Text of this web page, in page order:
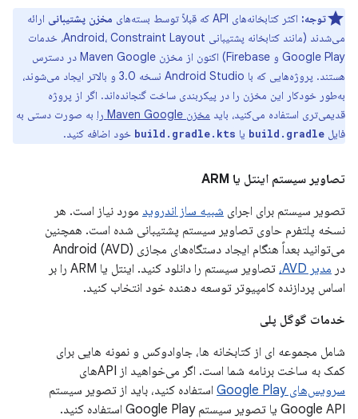
توجه: اکثر کتابخانه‌های API که قبلاً توسط بسته‌های مخزن پشتیبانی ارائه
می‌شدند (مانند کتابخانه پشتیبانی Android، Constraint Layout، خدمات
Google Play و Firebase) اکنون از مخزن Maven Google در دسترس
هستند. پروژه‌هایی که با Android Studio نسخه 3.0 و بالاتر ایجاد می‌شوند،
به‌طور خودکار این مخزن را در پیکربندی ساخت گنجانده‌اند. اگر از پروژه
قدیمی‌تری استفاده می‌کنید، باید مخزن Maven Google را
به صورت دستی به
فایل build.gradle یا build.gradle.kts خود اضافه کنید.
تصاویر سیستم اینتل یا ARM
تصویر سیستم برای اجرای شبیه ساز اندروید مورد نیاز است. هر
نسخه پلتفرم حاوی تصاویر سیستم پشتیبانی شده است. همچنین
می‌توانید بعداً هنگام ایجاد دستگاه‌های مجازی Android (AVD)
در مدیر AVD،
تصاویر سیستم را دانلود کنید. اینتل یا ARM را بر
اساس پردازنده کامپیوتر توسعه دهنده خود انتخاب کنید.
خدمات گوگل پلی
شامل مجموعه ای از کتابخانه ها، جاوادوکس و نمونه هایی برای
کمک به ساخت برنامه شما است. اگر می‌خواهید از APIهای
سرویس‌های Google Play
استفاده کنید، باید از تصویر سیستم
Google API یا تصویر سیستم Google Play استفاده کنید.